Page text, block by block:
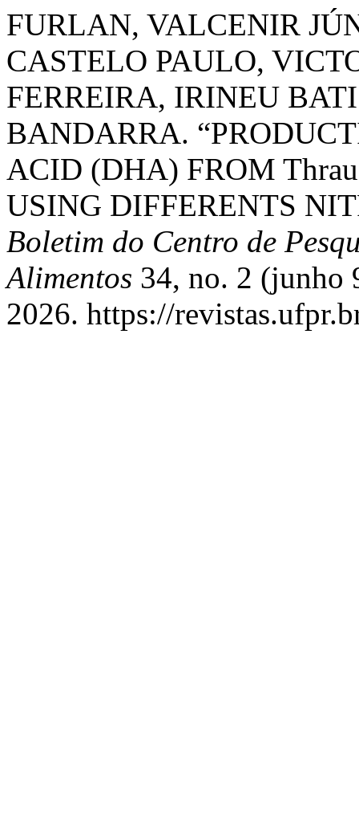
FURLAN, VALCENIR
CASTELO PAULO,
FERREIRA, IRINEU
BANDARRA.
ACID (DHA) FROM
USING DIFFERENTS
Boletim do Centro de
Alimentos 34, no. 2 (junho
2026. https://